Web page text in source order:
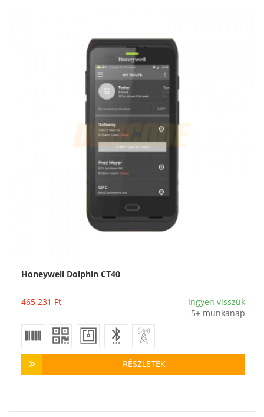
Honeywell Dolphin CT40
465 231 Ft
Ingyen visszük
5+ munkanap
RÉSZLETEK